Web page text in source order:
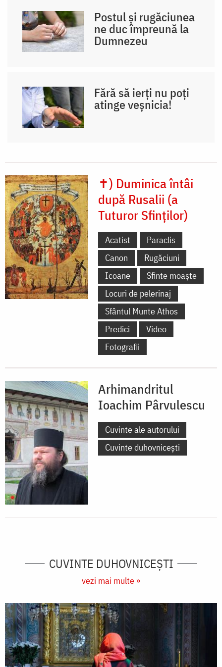
Postul și rugăciunea
ne duc împreună la
Dumnezeu
Fără să ierți nu poți
atinge veșnicia!
✝) Duminica întâi
după Rusalii (a
Tuturor Sfinților)
Acatist
Paraclis
Canon
Rugăciuni
Icoane
Sfinte moaște
Locuri de pelerinaj
Sfântul Munte Athos
Predici
Video
Fotografii
Arhimandritul
Ioachim Pârvulescu
Cuvinte ale autorului
Cuvinte duhovnicești
CUVINTE DUHOVNICEȘTI
vezi mai multe »